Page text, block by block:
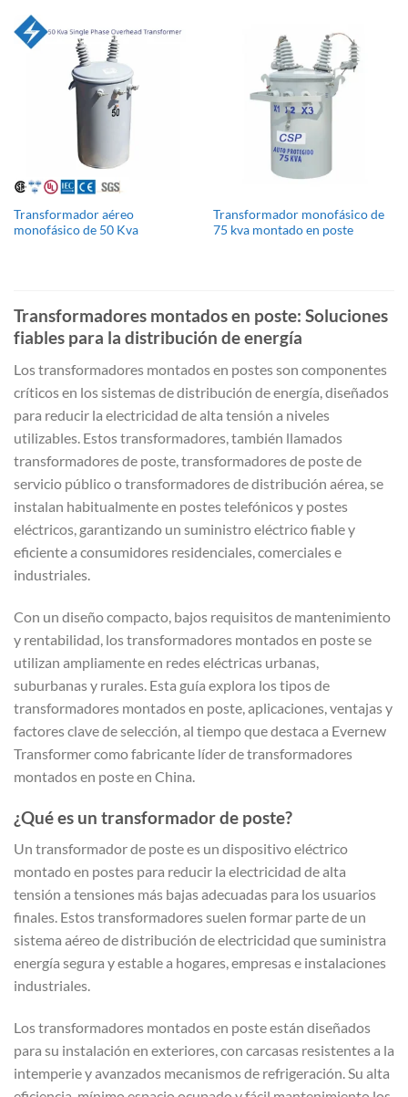
Transformador aéreo
monofásico de 50 Kva
Transformador monofásico de
75 kva montado en poste
Transformadores montados en poste: Soluciones
fiables para la distribución de energía
Los transformadores montados en postes son componentes
críticos en los sistemas de distribución de energía, diseñados
para reducir la electricidad de alta tensión a niveles
utilizables. Estos transformadores, también llamados
transformadores de poste, transformadores de poste de
servicio público o transformadores de distribución aérea, se
instalan habitualmente en postes telefónicos y postes
eléctricos, garantizando un suministro eléctrico fiable y
eficiente a consumidores residenciales, comerciales e
industriales.
Con un diseño compacto, bajos requisitos de mantenimiento
y rentabilidad, los transformadores montados en poste se
utilizan ampliamente en redes eléctricas urbanas,
suburbanas y rurales. Esta guía explora los tipos de
transformadores montados en poste, aplicaciones, ventajas y
factores clave de selección, al tiempo que destaca a Evernew
Transformer como fabricante líder de transformadores
montados en poste en China.
¿Qué es un transformador de poste?
Un transformador de poste es un dispositivo eléctrico
montado en postes para reducir la electricidad de alta
tensión a tensiones más bajas adecuadas para los usuarios
finales. Estos transformadores suelen formar parte de un
sistema aéreo de distribución de electricidad que suministra
energía segura y estable a hogares, empresas e instalaciones
industriales.
Los transformadores montados en poste están diseñados
para su instalación en exteriores, con carcasas resistentes a la
intemperie y avanzados mecanismos de refrigeración. Su alta